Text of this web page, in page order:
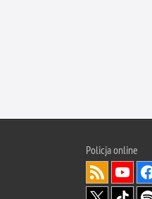
Policjaonline